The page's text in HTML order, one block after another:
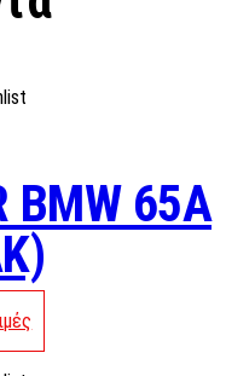
BMW 65A